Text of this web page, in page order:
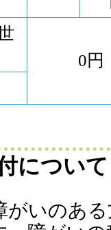
0円
について
いのあ